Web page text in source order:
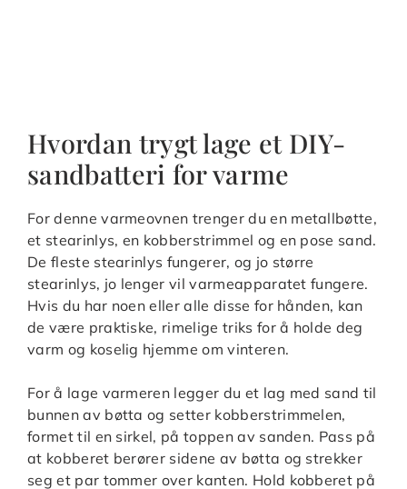
Hvordan trygt lage et DIY-
sandbatteri for varme
For denne varmeovnen trenger du en metallbøtte,
et stearinlys, en kobberstrimmel og en pose sand.
De fleste stearinlys fungerer, og jo større
stearinlys, jo lenger vil varmeapparatet fungere.
Hvis du har noen eller alle disse for hånden, kan
de være praktiske, rimelige triks for å holde deg
varm og koselig hjemme om vinteren.
For å lage varmeren legger du et lag med sand til
bunnen av bøtta og setter kobberstrimmelen,
formet til en sirkel, på toppen av sanden. Pass på
at kobberet berører sidene av bøtta og strekker
seg et par tommer over kanten. Hold kobberet på